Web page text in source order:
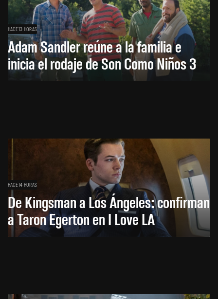
HACE 13 HORAS
Adam Sandler reúne a la familia e
inicia el rodaje de Son Como Niños 3
HACE 14 HORAS
De Kingsman a Los Ángeles: confirman
a Taron Egerton en I Love LA